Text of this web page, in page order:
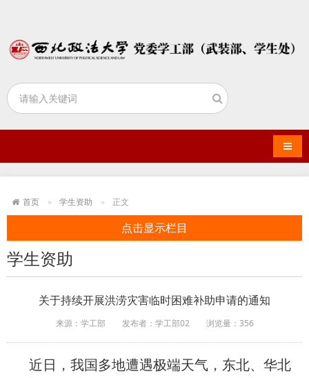
导航
首页 学生资助 正文
点击显示栏目
学生资助
关于持续开展洪涝灾害临时困难补助申请的通知
来源：学工部 发布者：学工部02 浏览量： 356
近日，我国多地遭遇极端天气，东北、华北